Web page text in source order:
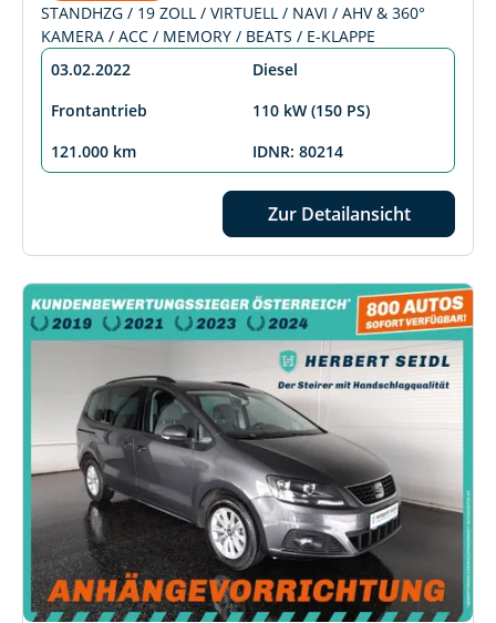
STANDHZG / 19 ZOLL / VIRTUELL / NAVI / AHV & 360°
KAMERA / ACC / MEMORY / BEATS / E-KLAPPE
03.02.2022
Diesel
Frontantrieb
110 kW (150 PS)
121.000 km
IDNR: 80214
Zur Detailansicht